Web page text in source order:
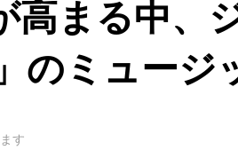
高まる中、
のミュージ
す